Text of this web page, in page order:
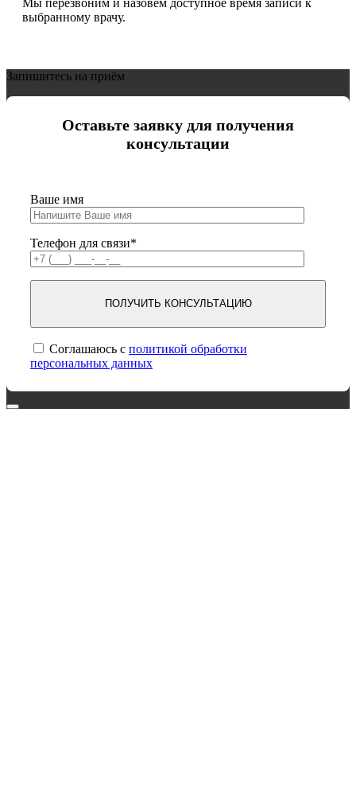
выбранному врачу.
Запишитесь на приём
Оставьте заявку для получения
консультации
Ваше имя
Телефон для связи*
ПОЛУЧИТЬ КОНCУЛЬТАЦИЮ
Соглашаюсь с политикой обработки
персональных данных